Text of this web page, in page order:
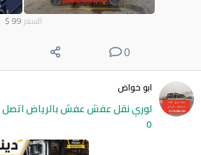
السعر 99
$
0
ابو خواض
0